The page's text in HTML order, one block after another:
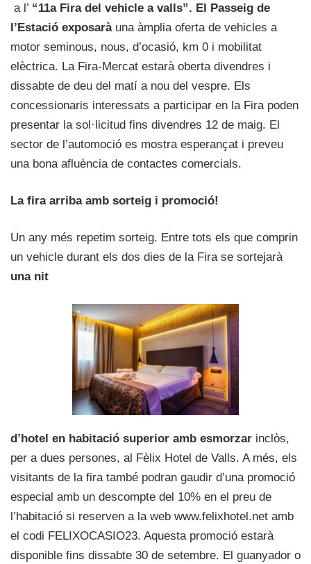
a l’ “11a Fira del vehicle a valls”. El Passeig de
l’Estació exposarà una àmplia oferta de vehicles a
motor seminous, nous, d’ocasió, km 0 i mobilitat
elèctrica. La Fira-Mercat estarà oberta divendres i
dissabte de deu del matí a nou del vespre. Els
concessionaris interessats a participar en la Fira poden
presentar la sol·licitud fins divendres 12 de maig. El
sector de l’automoció es mostra esperançat i preveu
una bona afluència de contactes comercials.
La fira arriba amb sorteig i promoció!
Un any més repetim sorteig. Entre tots els que comprin
un vehicle durant els dos dies de la Fira se sortejarà
una nit
d’hotel en habitació superior amb esmorzar inclòs,
per a dues persones, al Fèlix Hotel de Valls. A més, els
visitants de la fira també podran gaudir d’una promoció
especial amb un descompte del 10% en el preu de
l’habitació si reserven a la web www.felixhotel.net amb
el codi FELIXOCASIO23. Aquesta promoció estarà
disponible fins dissabte 30 de setembre. El guanyador o